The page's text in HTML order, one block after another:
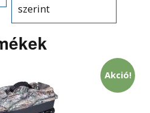
szerint
Akció!